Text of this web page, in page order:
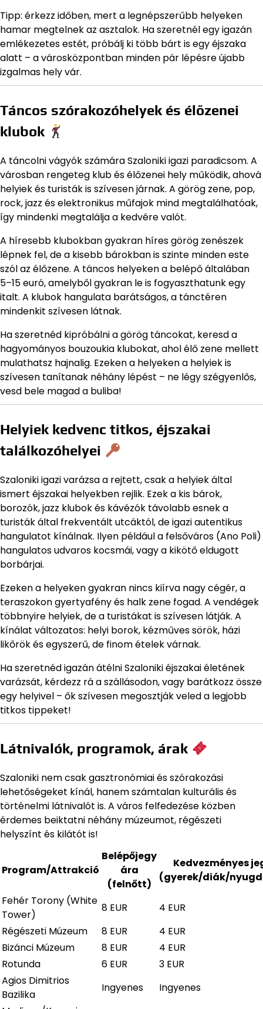
Tipp: érkezz időben, mert a legnépszerűbb helyeken
hamar megtelnek az asztalok. Ha szeretnél egy igazán
emlékezetes estét, próbálj ki több bárt is egy éjszaka
alatt – a városközpontban minden pár lépésre újabb
izgalmas hely vár.
Táncos szórakozóhelyek és élőzenei
klubok
A táncolni vágyók számára Szaloniki igazi paradicsom. A
városban rengeteg klub és élőzenei hely működik, ahová
helyiek és turisták is szívesen járnak. A görög zene, pop,
rock, jazz és elektronikus műfajok mind megtalálhatóak,
így mindenki megtalálja a kedvére valót.
A híresebb klubokban gyakran híres görög zenészek
lépnek fel, de a kisebb bárokban is szinte minden este
szól az élőzene. A táncos helyeken a belépő általában
5–15 euró, amelyből gyakran le is fogyaszthatunk egy
italt. A klubok hangulata barátságos, a tánctéren
mindenkit szívesen látnak.
Ha szeretnéd kipróbálni a görög táncokat, keresd a
hagyományos bouzoukia klubokat, ahol élő zene mellett
mulathatsz hajnalig. Ezeken a helyeken a helyiek is
szívesen tanítanak néhány lépést – ne légy szégyenlős,
vesd bele magad a buliba!
Helyiek kedvenc titkos, éjszakai
találkozóhelyei
Szaloniki igazi varázsa a rejtett, csak a helyiek által
ismert éjszakai helyekben rejlik. Ezek a kis bárok,
borozók, jazz klubok és kávézók távolabb esnek a
turisták által frekventált utcáktól, de igazi autentikus
hangulatot kínálnak. Ilyen például a felsőváros (Ano Poli)
hangulatos udvaros kocsmái, vagy a kikötő eldugott
borbárjai.
Ezeken a helyeken gyakran nincs kiírva nagy cégér, a
teraszokon gyertyafény és halk zene fogad. A vendégek
többnyire helyiek, de a turistákat is szívesen látják. A
kínálat változatos: helyi borok, kézműves sörök, házi
likőrök és egyszerű, de finom ételek várnak.
Ha szeretnéd igazán átélni Szaloniki éjszakai életének
varázsát, kérdezz rá a szállásodon, vagy barátkozz össze
egy helyivel – ők szívesen megosztják veled a legjobb
titkos tippeket!
Látnivalók, programok, árak
Szaloniki nem csak gasztronómiai és szórakozási
lehetőségeket kínál, hanem számtalan kulturális és
történelmi látnivalót is. A város felfedezése közben
érdemes beiktatni néhány múzeumot, régészeti
helyszínt és kilátót is!
Program/Attrakció
Belépőjegy
ára
(felnőtt)
Kedvezményes
(gyerek/diák/
Fehér Torony (White
Tower)
8 EUR
4 EUR
Régészeti Múzeum
8 EUR
4 EUR
Bizánci Múzeum
8 EUR
4 EUR
Rotunda
6 EUR
3 EUR
Agios Dimitrios
Bazilika
Ingyenes
Ingyenes